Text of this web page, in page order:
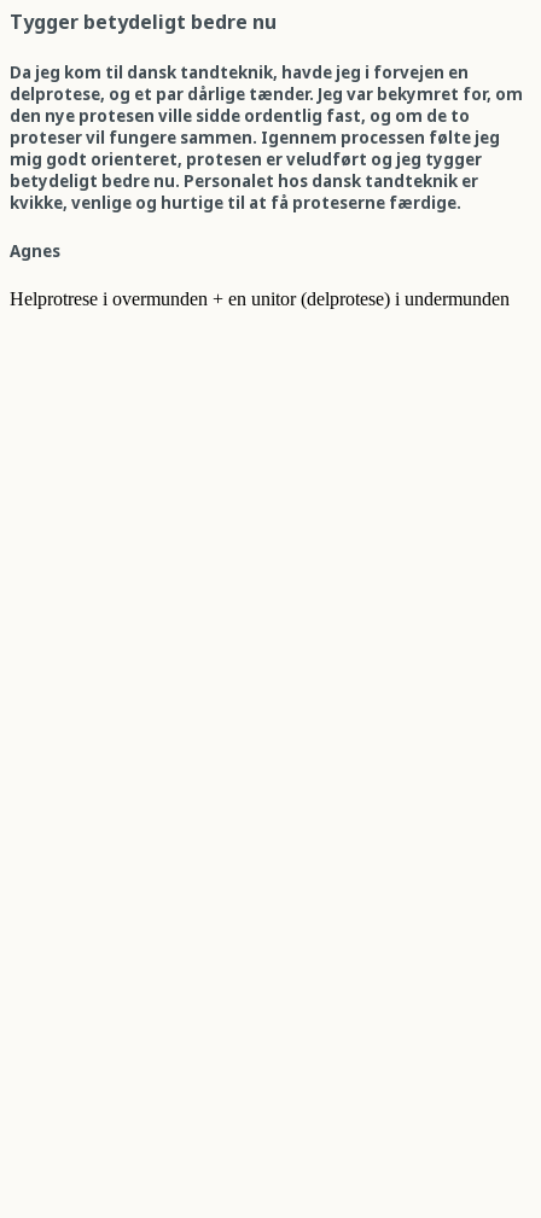
Tygger betydeligt bedre nu
Da jeg kom til dansk tandteknik, havde jeg i forvejen en
delprotese, og et par dårlige tænder. Jeg var bekymret for, om
den nye protesen ville sidde ordentlig fast, og om de to
proteser vil fungere sammen. Igennem processen følte jeg
mig godt orienteret, protesen er veludført og jeg tygger
betydeligt bedre nu. Personalet hos dansk tandteknik er
kvikke, venlige og hurtige til at få proteserne færdige.
Agnes
Helprotrese i overmunden + en unitor (delprotese) i undermunden